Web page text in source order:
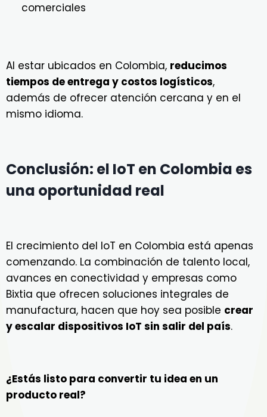
comerciales
Al estar ubicados en Colombia, reducimos
tiempos de entrega y costos logísticos,
además de ofrecer atención cercana y en el
mismo idioma.
Conclusión: el IoT en Colombia es
una oportunidad real
El crecimiento del IoT en Colombia está apenas
comenzando. La combinación de talento local,
avances en conectividad y empresas como
Bixtia que ofrecen soluciones integrales de
manufactura, hacen que hoy sea posible crear
y escalar dispositivos IoT sin salir del país.
¿Estás listo para convertir tu idea en un
producto real?